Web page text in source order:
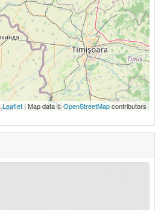
Leaflet| Map data ©OpenStreetMapcontributors